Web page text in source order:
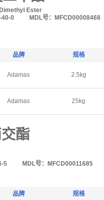
Ester
40-0
MDL号：MFCD00008468
品牌 规格
Adamas 2.5kg
Adamas 25kg
酯
5
MDL号：MFCD00011685
品牌 规格